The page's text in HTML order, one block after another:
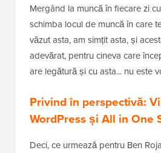
Mergând la muncă în fiecare zi
schimba locul de muncă în care
văzut asta, am simțit asta, și
adevărat, pentru cineva care
are legătură și cu asta... nu este
Privind în perspectivă:
WordPress și All in One
Deci, ce urmează pentru Ben